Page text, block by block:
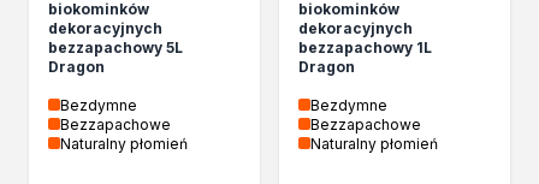
Biopaliwa do biokominków
Akcja Zima
Poznaj Dragona
O firmie Dragon Poland
Akademia Dragona
Aktualności
biokominków
dekoracyjnych
bezzapachowy 5L
Dragon
Bezdymne
Bezzapachowe
Naturalny płomień
biokominków
dekoracyjnych
bezzapachowy 1L
Dragon
Bezdymne
Bezzapachowe
Naturalny płomień